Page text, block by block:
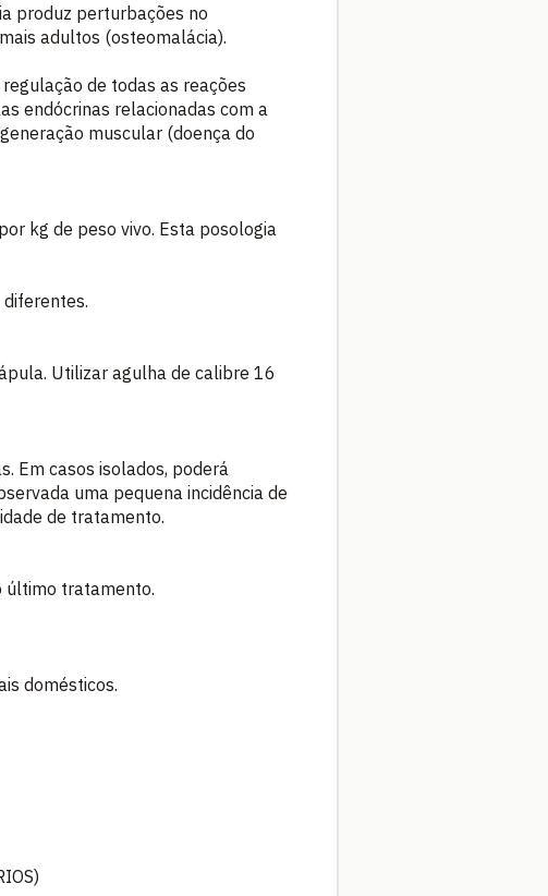
produz perturbações no
adultos (osteomalácia).
de todas as reações
endócrinas relacionadas com a
muscular (doença do
kg de peso vivo. Esta posologia
diferentes.
Utilizar agulha de calibre 16
Em casos isolados, poderá
uma pequena incidência de
de tratamento.
último tratamento.
domésticos.